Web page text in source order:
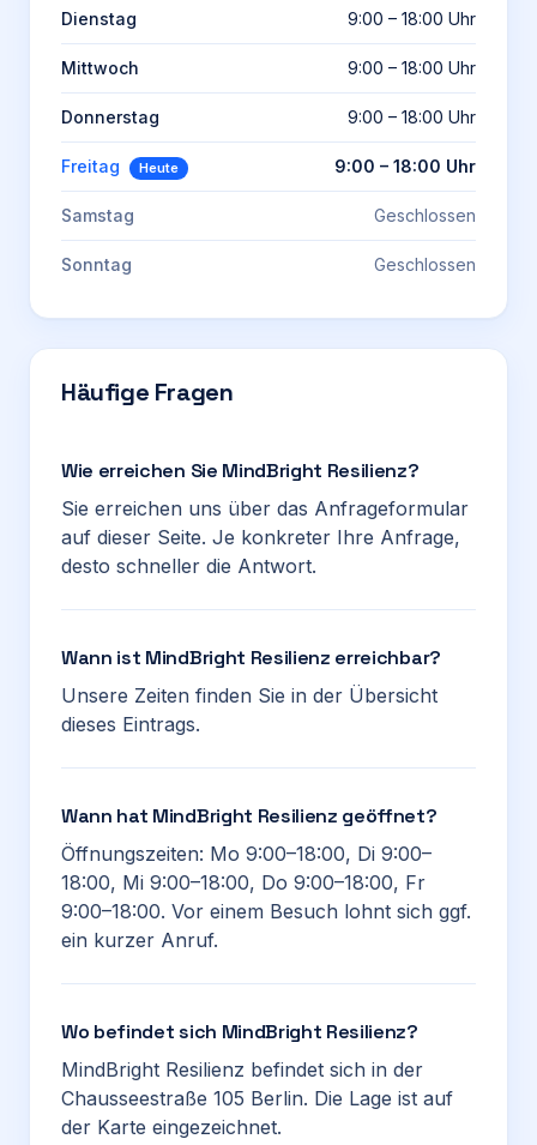
Dienstag 9:00 – 18:00 Uhr
Mittwoch 9:00 – 18:00 Uhr
Donnerstag 9:00 – 18:00 Uhr
Freitag Heute 9:00 – 18:00 Uhr
Samstag Geschlossen
Sonntag Geschlossen
Häufige Fragen
Wie erreichen Sie MindBright Resilienz?
Sie erreichen uns über das Anfrageformular
auf dieser Seite. Je konkreter Ihre Anfrage,
desto schneller die Antwort.
Wann ist MindBright Resilienz erreichbar?
Unsere Zeiten finden Sie in der Übersicht
dieses Eintrags.
Wann hat MindBright Resilienz geöffnet?
Öffnungszeiten: Mo 9:00–18:00, Di 9:00–
18:00, Mi 9:00–18:00, Do 9:00–18:00, Fr
9:00–18:00. Vor einem Besuch lohnt sich ggf.
ein kurzer Anruf.
Wo befindet sich MindBright Resilienz?
MindBright Resilienz befindet sich in der
Chausseestraße 105 Berlin. Die Lage ist auf
der Karte eingezeichnet.